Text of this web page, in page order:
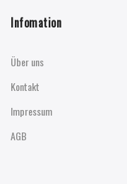
Infomation
Über uns
Kontakt
Impressum
AGB